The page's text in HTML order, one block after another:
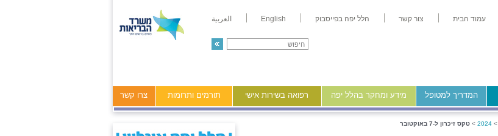
עמוד הבית צור קשר הלל יפה בפייסבוק English العربية
המדריך למטופל מידע ומחקר בהלל יפה רפואה בשירות אישי תורמים ותרומות צרו קשר
>
2024
> טקס זיכרון ל-7 באוקטובר